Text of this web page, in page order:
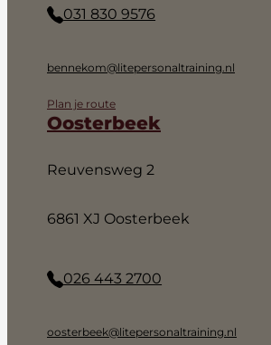
031 830 9576
bennekom@litepersonaltraining.nl
Plan je route
Oosterbeek
Reuvensweg 2
6861 XJ Oosterbeek
026 443 2700
oosterbeek@litepersonaltraining.nl